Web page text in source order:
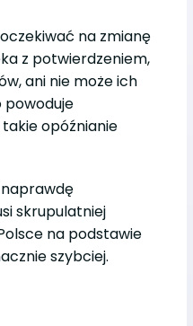
na zmianę
z potwierdzeniem,
ani nie może ich
powoduje
opóźnianie
naprawdę
skrupulatniej
na podstawie
szybciej.